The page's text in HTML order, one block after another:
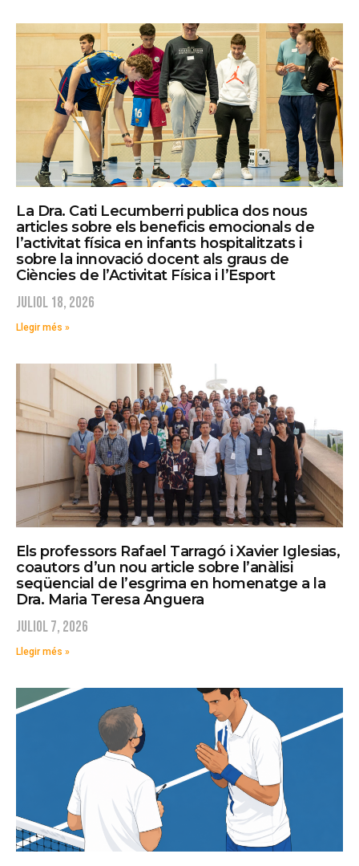
La Dra. Cati Lecumberri publica dos nous
articles sobre els beneficis emocionals de
l’activitat física en infants hospitalitzats i
sobre la innovació docent als graus de
Ciències de l’Activitat Física i l’Esport
juliol 18, 2026
Llegir més »
Els professors Rafael Tarragó i Xavier Iglesias,
coautors d’un nou article sobre l’anàlisi
seqüencial de l’esgrima en homenatge a la
Dra. Maria Teresa Anguera
juliol 7, 2026
Llegir més »